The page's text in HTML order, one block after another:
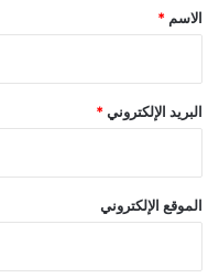
*
الاسم *
البريد الإلكتروني*
الموقع الإلكتروني